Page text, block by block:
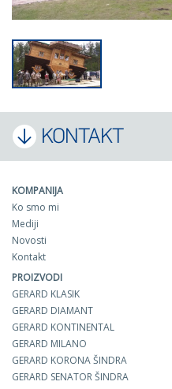
KONTAKT
KOMPANIJA
Ko smo mi
Mediji
Novosti
Kontakt
PROIZVODI
GERARD KLASIK
GERARD DIAMANT
GERARD KONTINENTAL
GERARD MILANO
GERARD KORONA ŠINDRA
GERARD SENATOR ŠINDRA